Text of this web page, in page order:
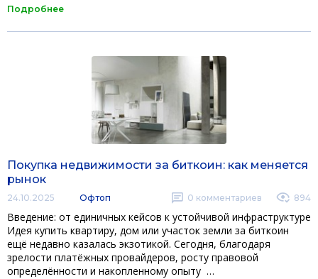
Подробнее
Покупка недвижимости за биткоин: как меняется
рынок
24.10.2025 Офтоп 0 комментариев 894
Введение: от единичных кейсов к устойчивой инфраструктуре
Идея купить квартиру, дом или участок земли за биткоин
ещё недавно казалась экзотикой. Сегодня, благодаря
зрелости платёжных провайдеров, росту правовой
определённости и накопленному опыту …